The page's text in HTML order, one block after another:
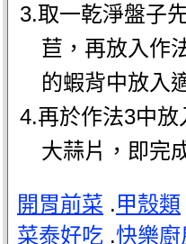
3.取一乾淨盤子
苣，再放入作
的蝦背中放入
4.再於作法3中放
大蒜片，即完
開胃前菜 .甲殼類
菜泰好吃 .快樂廚